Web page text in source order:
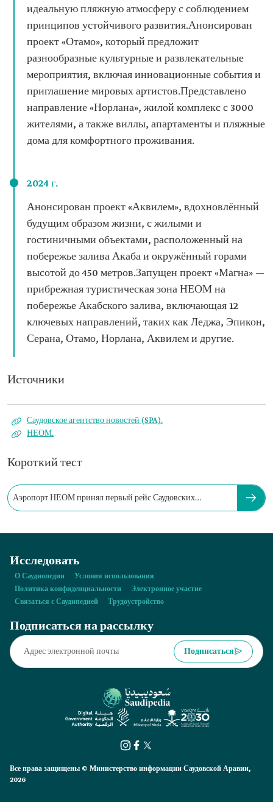
идеальную пляжную атмосферу с соблюдением
принципов устойчивого развития.Анонсирован
проект «Отамо», который предложит
разнообразные культурные и развлекательные
мероприятия, включая инновационные события и
приглашение мировых артистов.Представлено
направление «Норлана», жилой комплекс с 3000
жителями, а также виллы, апартаменты и пляжные
дома для комфортного проживания.
2024 г.
Анонсирован проект «Аквилем», вдохновлённый
будущим образом жизни, с жилыми и
гостиничными объектами, расположенный на
побережье залива Акаба и окружённый горами
высотой до 450 метров.Запущен проект «Магна» —
прибрежная туристическая зона НЕОМ на
побережье Акабского залива, включающая 12
ключевых направлений, таких как Леджа, Эпикон,
Серана, Отамо, Норлана, Аквилем и другие.
Источники
Саудовское агентство новостей (SPA).
НЕОМ.
Короткий тест
Аэропорт НЕОМ принял первый рейс Саудовских
Исследовать
О Саудиопедии
Условия использования
Политика конфиденциальности
Электронное участие
Связаться с Саудипедией
Трудоустройство
Подписаться на рассылку
Подписаться
Все права защищены © Министерство информации Саудовской Аравии,
2026